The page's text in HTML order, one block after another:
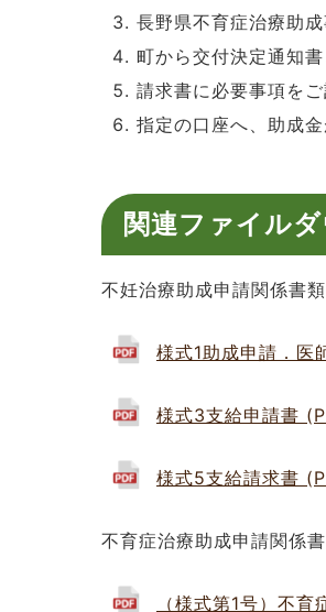
長野県不育症治療助
町から交付決定通知
請求書に必要事項を
指定の口座へ、助成
関連ファイル
不妊治療助成申請関係書
様式1助成申請．医
様式3支給申請書
様式5支給請求書
不育症治療助成申請関係
（様式第1号）不